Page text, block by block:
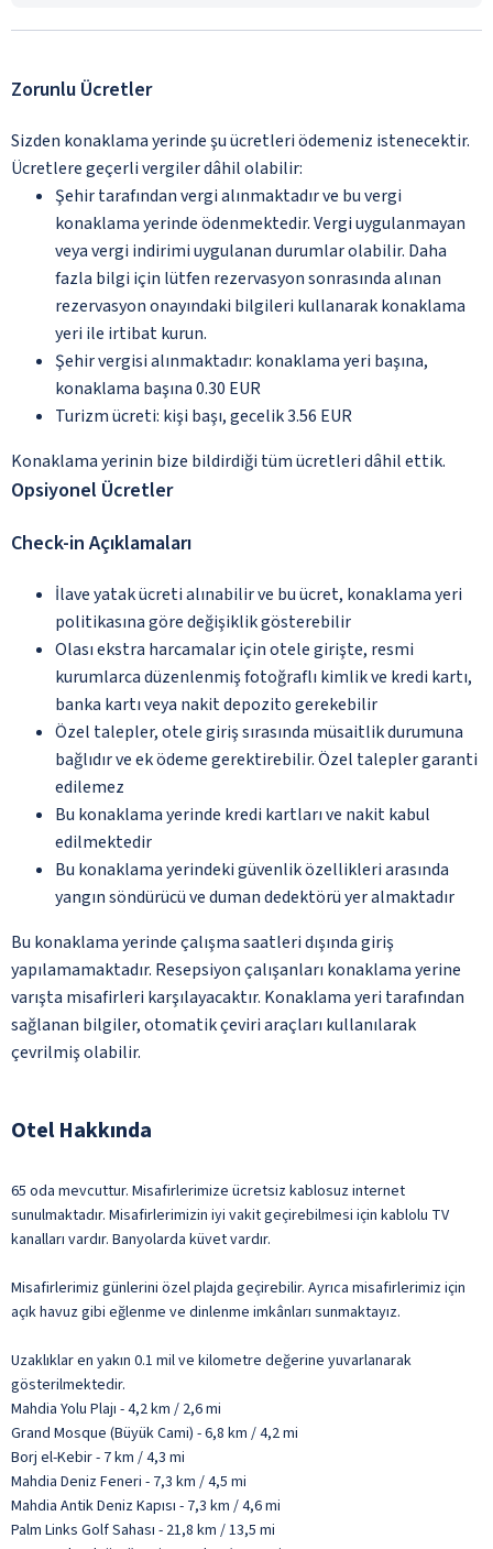
Zorunlu Ücretler
Sizden konaklama yerinde şu ücretleri ödemeniz istenecektir.
Ücretlere geçerli vergiler dâhil olabilir:
Şehir tarafından vergi alınmaktadır ve bu vergi
konaklama yerinde ödenmektedir. Vergi uygulanmayan
veya vergi indirimi uygulanan durumlar olabilir. Daha
fazla bilgi için lütfen rezervasyon sonrasında alınan
rezervasyon onayındaki bilgileri kullanarak konaklama
yeri ile irtibat kurun.
Şehir vergisi alınmaktadır: konaklama yeri başına,
konaklama başına 0.30 EUR
Turizm ücreti: kişi başı, gecelik 3.56 EUR
Konaklama yerinin bize bildirdiği tüm ücretleri dâhil ettik.
Opsiyonel Ücretler
Check-in Açıklamaları
İlave yatak ücreti alınabilir ve bu ücret, konaklama yeri
politikasına göre değişiklik gösterebilir
Olası ekstra harcamalar için otele girişte, resmi
kurumlarca düzenlenmiş fotoğraflı kimlik ve kredi kartı,
banka kartı veya nakit depozito gerekebilir
Özel talepler, otele giriş sırasında müsaitlik durumuna
bağlıdır ve ek ödeme gerektirebilir. Özel talepler garanti
edilemez
Bu konaklama yerinde kredi kartları ve nakit kabul
edilmektedir
Bu konaklama yerindeki güvenlik özellikleri arasında
yangın söndürücü ve duman dedektörü yer almaktadır
Bu konaklama yerinde çalışma saatleri dışında giriş
yapılamamaktadır. Resepsiyon çalışanları konaklama yerine
varışta misafirleri karşılayacaktır. Konaklama yeri tarafından
sağlanan bilgiler, otomatik çeviri araçları kullanılarak
çevrilmiş olabilir.
Otel Hakkında
65 oda mevcuttur. Misafirlerimize ücretsiz kablosuz internet
sunulmaktadır. Misafirlerimizin iyi vakit geçirebilmesi için kablolu TV
kanalları vardır. Banyolarda küvet vardır.
Misafirlerimiz günlerini özel plajda geçirebilir. Ayrıca misafirlerimiz için
açık havuz gibi eğlenme ve dinlenme imkânları sunmaktayız.
Uzaklıklar en yakın 0.1 mil ve kilometre değerine yuvarlanarak
gösterilmektedir.
Mahdia Yolu Plajı - 4,2 km / 2,6 mi
Grand Mosque (Büyük Cami) - 6,8 km / 4,2 mi
Borj el-Kebir - 7 km / 4,3 mi
Mahdia Deniz Feneri - 7,3 km / 4,5 mi
Mahdia Antik Deniz Kapısı - 7,3 km / 4,6 mi
Palm Links Golf Sahası - 21,8 km / 13,5 mi